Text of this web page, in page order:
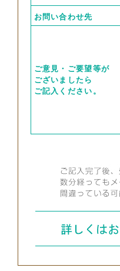
お問い合わせ先
ご意見・ご要望等が
ございましたら
ご記入ください。